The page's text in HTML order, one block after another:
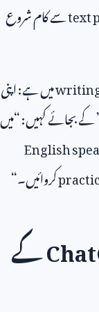
textسے کام شروع
میں ہے: اپنی
کے بجائے کہیں: “میں
English
کروائیں۔“
کے